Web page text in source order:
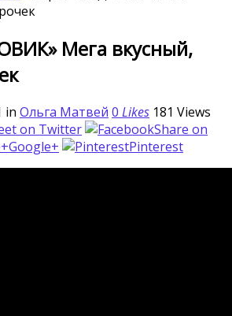
Мега вкусный,
in Ольга Матвей 0 Likes 181 Views
on Twitter
Share on
Google+ Pinterest